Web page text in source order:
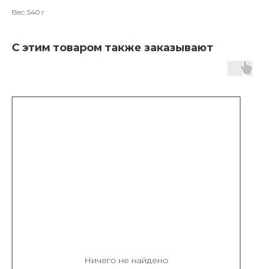
Вес: 540 г
С этим товаром также заказывают
Ничего не найдено